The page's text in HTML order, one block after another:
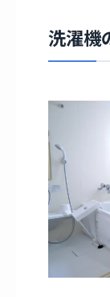
洗濯機